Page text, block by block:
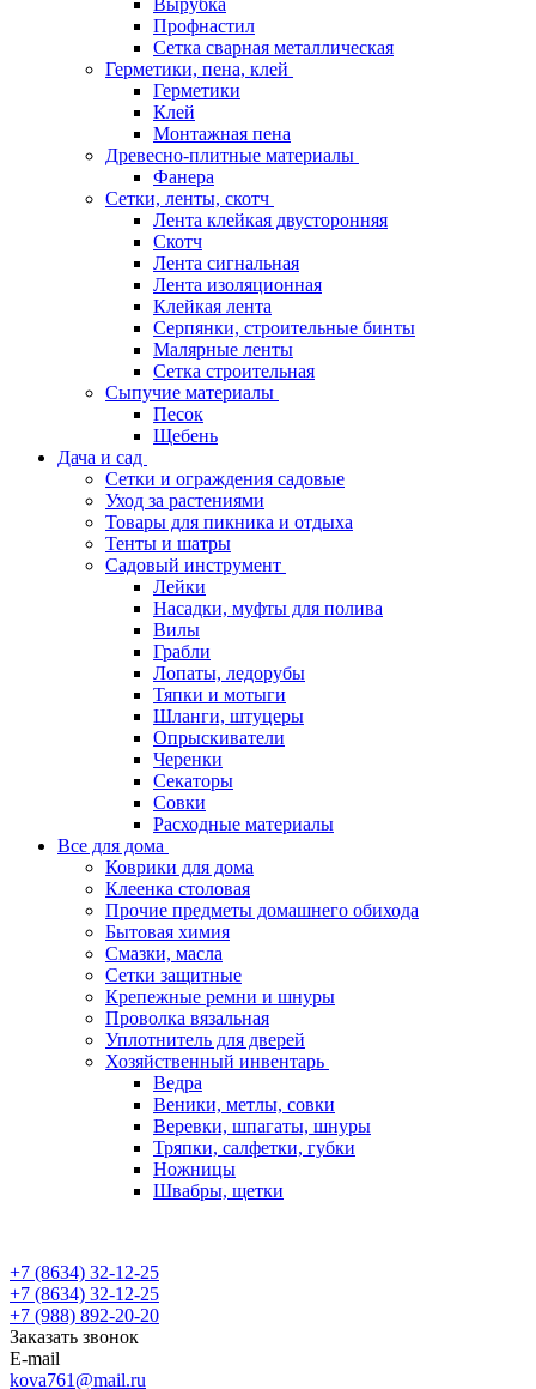
Вырубка
Профнастил
Сетка сварная металлическая
Герметики, пена, клей
Герметики
Клей
Монтажная пена
Древесно-плитные материалы
Фанера
Сетки, ленты, скотч
Лента клейкая двусторонняя
Скотч
Лента сигнальная
Лента изоляционная
Клейкая лента
Серпянки, строительные бинты
Малярные ленты
Сетка строительная
Сыпучие материалы
Песок
Щебень
Дача и сад
Сетки и ограждения садовые
Уход за растениями
Товары для пикника и отдыха
Тенты и шатры
Садовый инструмент
Лейки
Насадки, муфты для полива
Вилы
Грабли
Лопаты, ледорубы
Тяпки и мотыги
Шланги, штуцеры
Опрыскиватели
Черенки
Секаторы
Совки
Расходные материалы
Все для дома
Коврики для дома
Клеенка столовая
Прочие предметы домашнего обихода
Бытовая химия
Смазки, масла
Сетки защитные
Крепежные ремни и шнуры
Проволка вязальная
Уплотнитель для дверей
Хозяйственный инвентарь
Ведра
Веники, метлы, совки
Веревки, шпагаты, шнуры
Тряпки, салфетки, губки
Ножницы
Швабры, щетки
+7 (8634) 32-12-25
+7 (8634) 32-12-25
+7 (988) 892-20-20
Заказать звонок
E-mail
kova761@mail.ru